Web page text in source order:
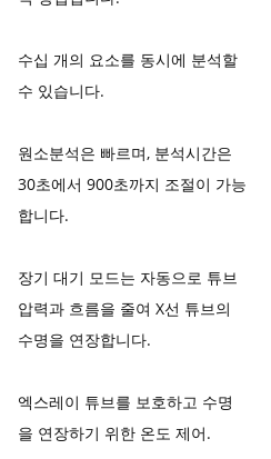
수십 개의 요소를 동시에 분석할
수 있습니다.
원소분석은 빠르며, 분석시간은
30초에서 900초까지 조절이 가능
합니다.
장기 대기 모드는 자동으로 튜브
압력과 흐름을 줄여 X선 튜브의
수명을 연장합니다.
엑스레이 튜브를 보호하고 수명
을 연장하기 위한 온도 제어.